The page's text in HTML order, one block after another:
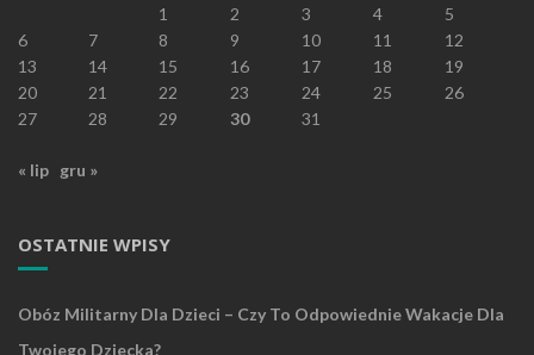
1
2 3 4
5
6
7 8 9 10 11
12
13
14 15 16 17 18
19
20
21 22 23 24 25
26
27
28 29 30 31
« lip gru »
OSTATNIE WPISY
Obóz Militarny Dla Dzieci – Czy To Odpowiednie Wakacje Dla
Twojego Dziecka?